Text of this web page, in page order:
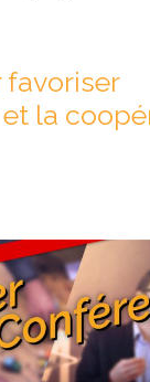
favoriser
et la